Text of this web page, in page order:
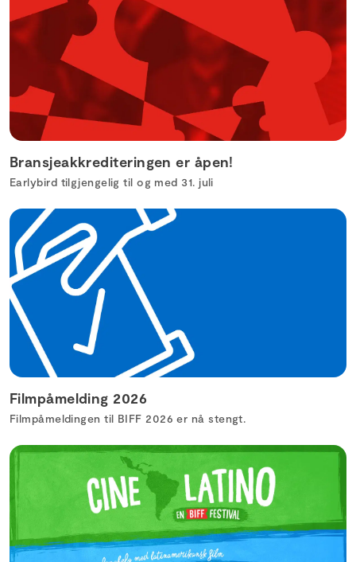
Bransjeakkrediteringen er åpen!
Earlybird tilgjengelig til og med 31. juli
Filmpåmelding 2026
Filmpåmeldingen til BIFF 2026 er nå stengt.